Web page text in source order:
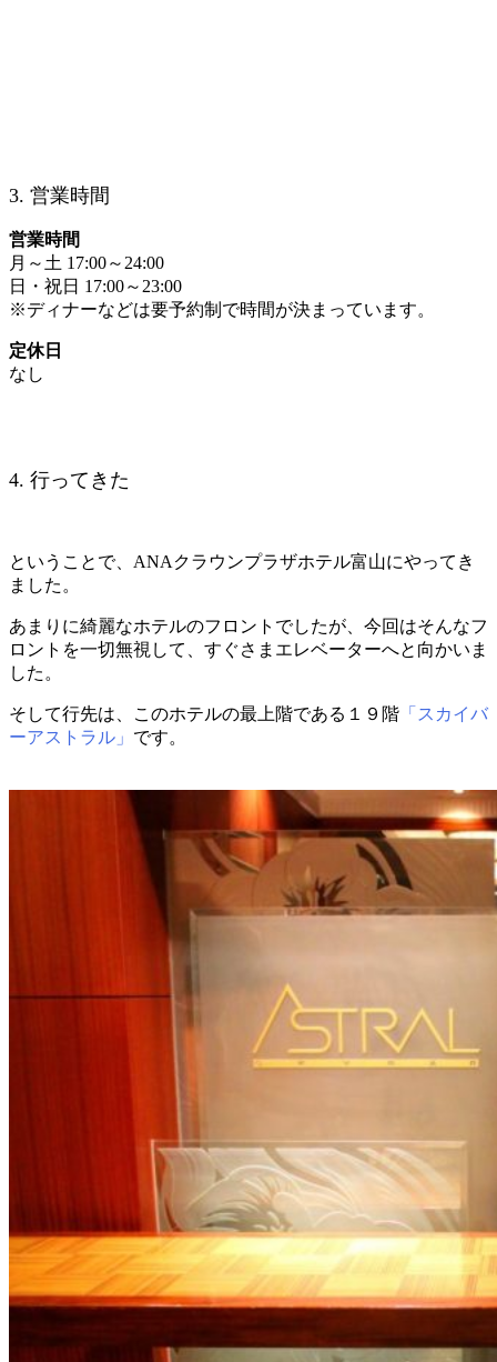
3. 営業時間
営業時間
月～土 17:00～24:00
日・祝日 17:00～23:00
※ディナーなどは要予約制で時間が決まっています。
定休日
なし
4. 行ってきた
ということで、ANAクラウンプラザホテル富山にやってき
ました。
あまりに綺麗なホテルのフロントでしたが、今回はそんなフ
ロントを一切無視して、すぐさまエレベーターへと向かいま
した。
そして行先は、このホテルの最上階である１９階 「スカイバ
ーアストラル」 です。